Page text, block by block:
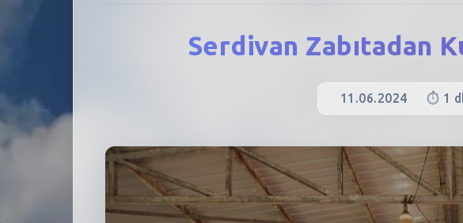
Serdivan Zabıtadan
11.06.2024 ⏱️ 1